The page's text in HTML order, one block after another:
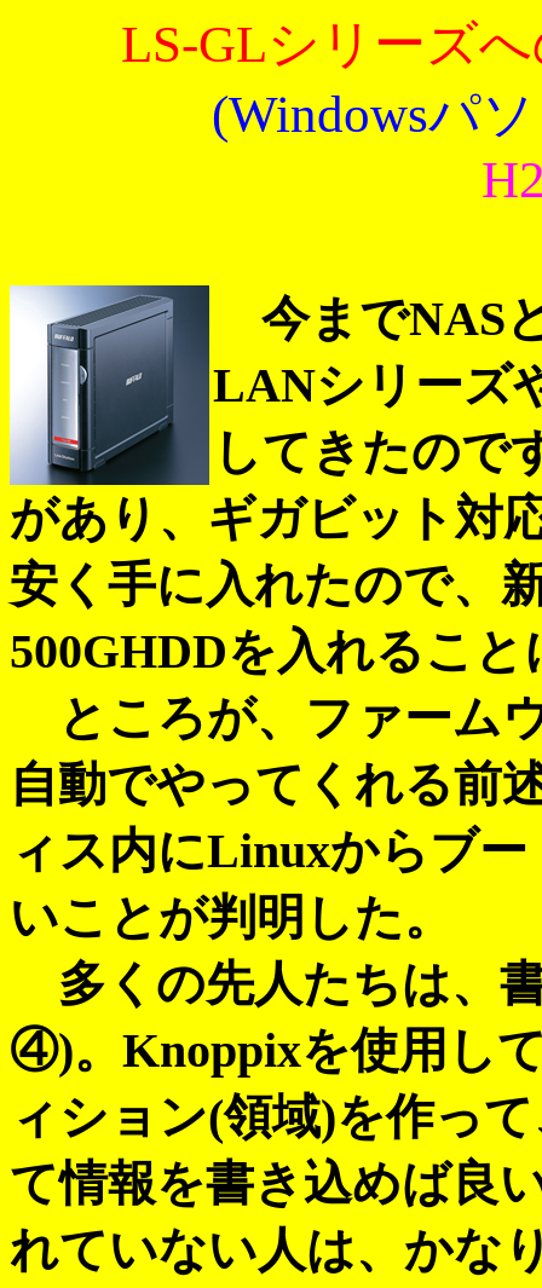
LS-GLシリーズ
(Windowsパ
今までNAS
LANシリーズ
してきたので
があり、ギガビット対
安く手に入れたので、
500GHDDを入れること
ところが、ファーム
自動でやってくれる前
ィス内にLinuxからブ
いことが判明した。
多くの先人たちは、
④)。Knoppixを使用し
ィション(領域)を作っ
て情報を書き込めば良
れていない人は、かな